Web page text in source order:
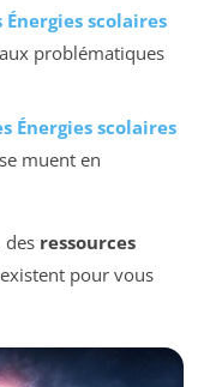
scolaires
problématiques
Énergies scolaires
muent en
des ressources
pour vous